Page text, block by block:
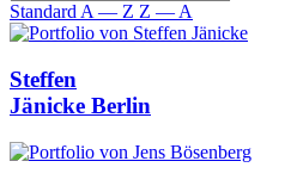
Standard A — Z Z — A
Steffen
Jänicke Berlin